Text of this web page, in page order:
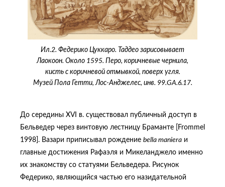
Ил.2. Федерико Цуккаро. Таддео зарисовывает
Лаокоон. Около 1595. Перо, коричневые чернила,
кисть с коричневой отмывкой, поверх угля.
Музей Пола Гетти, Лос-Анджелес, инв. 99.GA.6.17.
До середины XVI в. существовал публичный доступ в
Бельведер через винтовую лестницу Браманте [Frommel
1998]. Вазари приписывал рождение bella maniera и
главные достижения Рафаэля и Микеланджело именно
их знакомству со статуями Бельведера. Рисунок
Федерико, являющийся частью его назидательной